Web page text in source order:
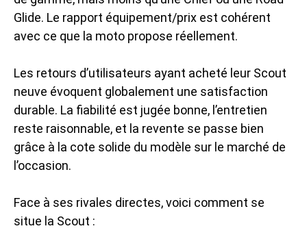
Glide. Le rapport équipement/prix est cohérent
avec ce que la moto propose réellement.
Les retours d’utilisateurs ayant acheté leur Scout
neuve évoquent globalement une satisfaction
durable. La fiabilité est jugée bonne, l’entretien
reste raisonnable, et la revente se passe bien
grâce à la cote solide du modèle sur le marché de
l’occasion.
Face à ses rivales directes, voici comment se
situe la Scout :